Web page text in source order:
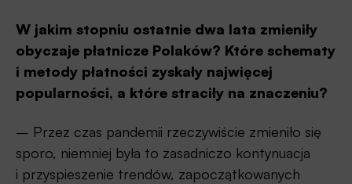
W jakim stopniu ostatnie dwa lata zmieniły
obyczaje płatnicze Polaków? Które schematy
i metody płatności zyskały najwięcej
popularności, a które straciły na znaczeniu?
– Przez czas pandemii rzeczywiście zmieniło się
sporo, niemniej była to zasadniczo kontynuacja
i przyspieszenie trendów, zapoczątkowanych